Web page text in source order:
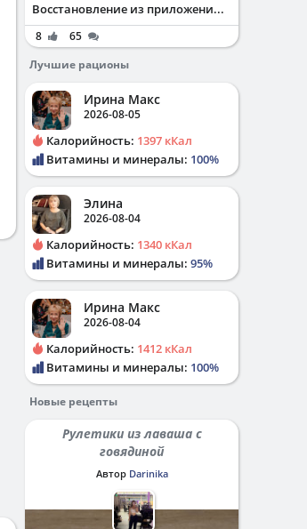
Восстановление из приложени...
8
65
Лучшие рационы
Ирина Макс
2026-08-05
Калорийность: 1397 кКал
Витамины и минералы: 100%
Элина
2026-08-04
Калорийность: 1340 кКал
Витамины и минералы: 95%
Ирина Макс
2026-08-04
Калорийность: 1412 кКал
Витамины и минералы: 100%
Новые рецепты
Рулетики из лаваша с
говядиной
Автор Darinika